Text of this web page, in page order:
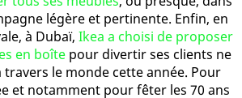
légère et pertinente. Enfin, en
à Dubaï, Ikea a choisi de proposer
en boîte pour divertir ses clients ne
le monde cette année. Pour
et notamment pour fêter les 70 ans